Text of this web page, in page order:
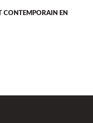
CONTEMPORAIN EN